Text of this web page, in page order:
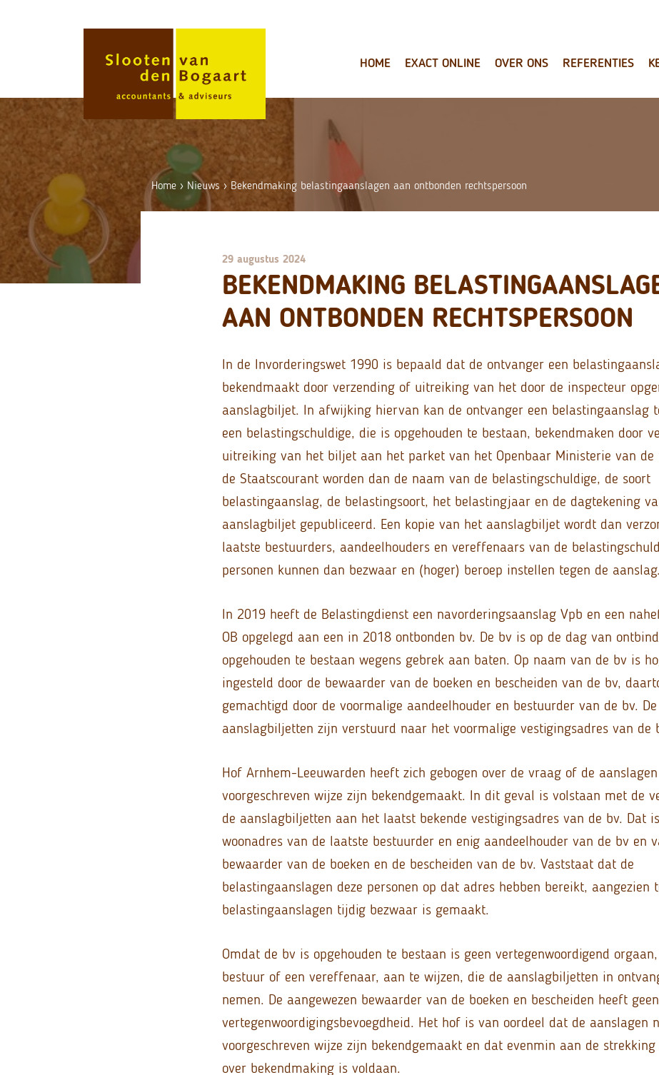
HOME EXACT ONLINE OVER ONS REFERENTIES
Home › Nieuws › Bekendmaking belastingaanslagen aan ontbonden rechtspersoon
29 augustus 2024
BEKENDMAKING
AAN ONTBONDEN RECHTSPERSOON
In de Invorderingswet 1990 is bepaald dat de ontvanger een
bekendmaakt door verzending of uitreiking van het door de inspecteur
aanslagbiljet. In afwijking hiervan kan de ontvanger een belastingaanslag
een belastingschuldige, die is opgehouden te bestaan, bekendmaken door
uitreiking van het biljet aan het parket van het Openbaar Ministerie van de
de Staatscourant worden dan de naam van de belastingschuldige, de soort
belastingaanslag, de belastingsoort, het belastingjaar en de dagtekening
aanslagbiljet gepubliceerd. Een kopie van het aanslagbiljet wordt dan
laatste bestuurders, aandeelhouders en vereffenaars van de
personen kunnen dan bezwaar en (hoger) beroep instellen tegen de aanslag.
In 2019 heeft de Belastingdienst een navorderingsaanslag Vpb en een
OB opgelegd aan een in 2018 ontbonden bv. De bv is op de dag van
opgehouden te bestaan wegens gebrek aan baten. Op naam van de bv is
ingesteld door de bewaarder van de boeken en bescheiden van de bv,
gemachtigd door de voormalige aandeelhouder en bestuurder van de bv. De
aanslagbiljetten zijn verstuurd naar het voormalige vestigingsadres van de
Hof Arnhem-Leeuwarden heeft zich gebogen over de vraag of de
voorgeschreven wijze zijn bekendgemaakt. In dit geval is volstaan met de
de aanslagbiljetten aan het laatst bekende vestigingsadres van de bv. Dat
woonadres van de laatste bestuurder en enig aandeelhouder van de bv en
bewaarder van de boeken en de bescheiden van de bv. Vaststaat dat de
belastingaanslagen deze personen op dat adres hebben bereikt, aangezien
belastingaanslagen tijdig bezwaar is gemaakt.
Omdat de bv is opgehouden te bestaan is geen vertegenwoordigend
bestuur of een vereffenaar, aan te wijzen, die de aanslagbiljetten in
nemen. De aangewezen bewaarder van de boeken en bescheiden heeft geen
vertegenwoordigingsbevoegdheid. Het hof is van oordeel dat de aanslagen
voorgeschreven wijze zijn bekendgemaakt en dat evenmin aan de
over bekendmaking is voldaan.